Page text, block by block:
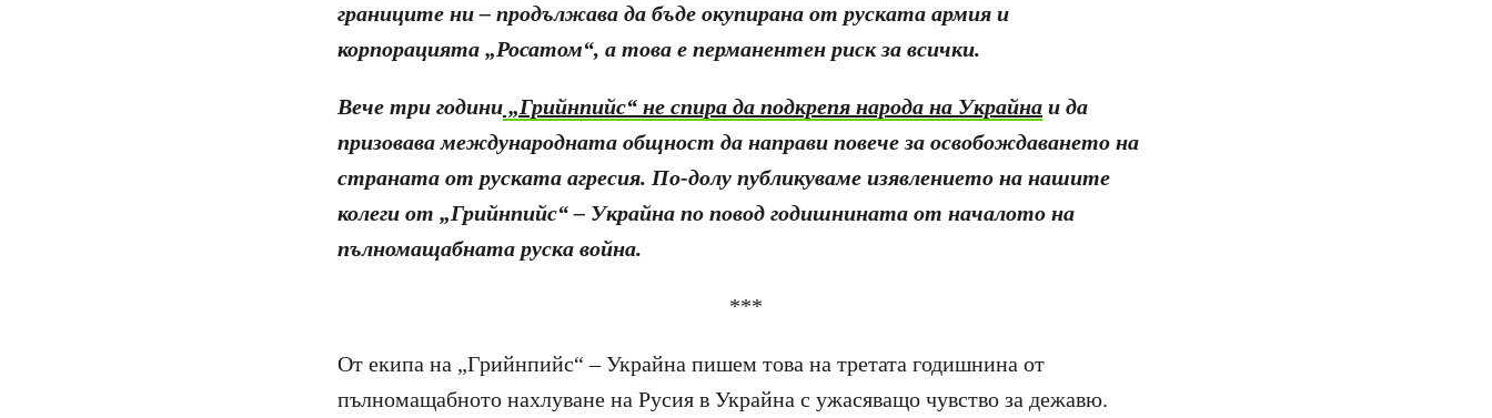
границите ни – продължава да бъде окупирана от руската армия и
корпорацията „Росатом“, а това е перманентен риск за всички.
Вече три години „Грийнпийс“ не спира да подкрепя народа на Украйна и да
призовава международната общност да направи повече за освобождаването на
страната от руската агресия. По-долу публикуваме изявлението на нашите
колеги от „Грийнпийс“ – Украйна по повод годишнината от началото на
пълномащабната руска война.
***
От екипа на „Грийнпийс“ – Украйна пишем това на третата годишнина от
пълномащабното нахлуване на Русия в Украйна с ужасяващо чувство за дежавю.